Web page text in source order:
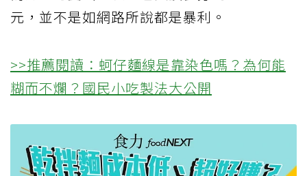
元，並不是如網路所說都是暴利。
>>推薦閱讀：蚵仔麵線是靠染色嗎？為何能
糊而不爛？國民小吃製法大公開